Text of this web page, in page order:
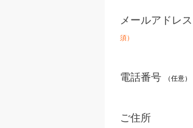
メールアドレス
須）
電話番号 （任意）
ご住所